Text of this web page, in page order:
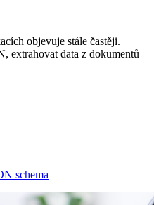
objevuje stále častěji.
extrahovat data z dokumentů
schema